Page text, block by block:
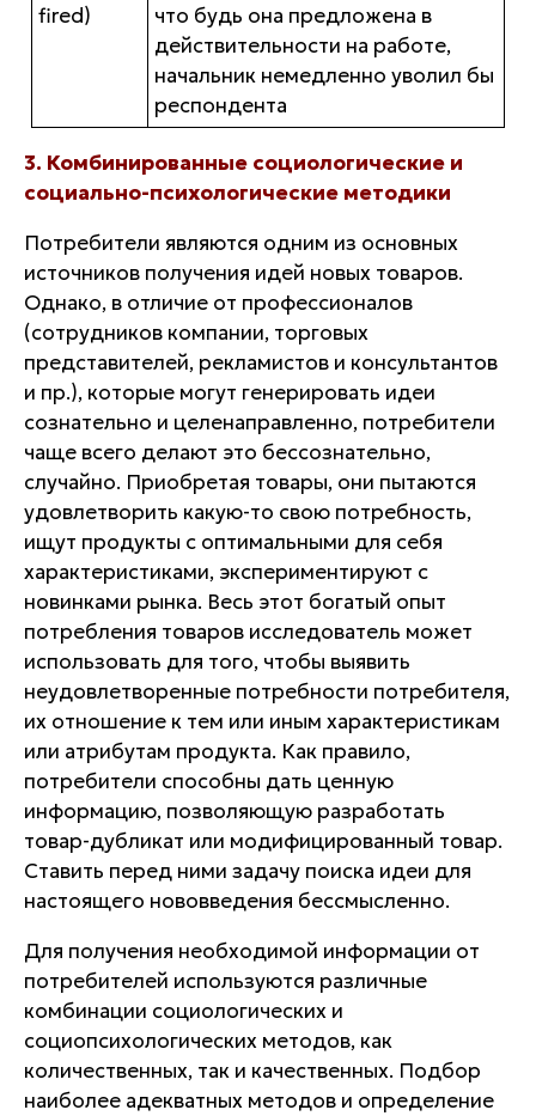
fired)
что будь она предложена в
действительности на работе,
начальник немедленно уволил бы
респондента
3. Комбинированные социологические и
социально-психологические методики
Потребители являются одним из основных
источников получения идей новых товаров.
Однако, в отличие от профессионалов
(сотрудников компании, торговых
представителей, рекламистов и консультантов
и пр.), которые могут генерировать идеи
сознательно и целенаправленно, потребители
чаще всего делают это бессознательно,
случайно. Приобретая товары, они пытаются
удовлетворить какую-то свою потребность,
ищут продукты с оптимальными для себя
характеристиками, экспериментируют с
новинками рынка. Весь этот богатый опыт
потребления товаров исследователь может
использовать для того, чтобы выявить
неудовлетворенные потребности потребителя,
их отношение к тем или иным характеристикам
или атрибутам продукта. Как правило,
потребители способны дать ценную
информацию, позволяющую разработать
товар-дубликат или модифицированный товар.
Ставить перед ними задачу поиска идеи для
настоящего нововведения бессмысленно.
Для получения необходимой информации от
потребителей используются различные
комбинации социологических и
социопсихологических методов, как
количественных, так и качественных. Подбор
наиболее адекватных методов и определение